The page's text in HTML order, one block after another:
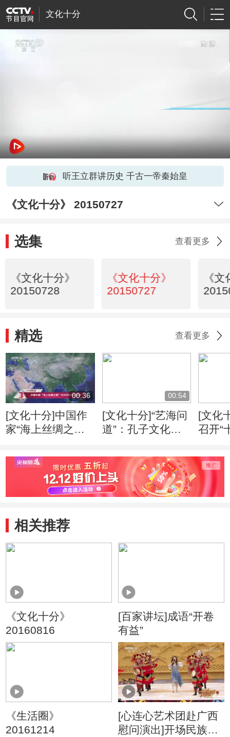
文化十分
听王立群讲历史 千古一帝秦始皇
《文化十分》 20150727
选集 查看更多
《文化十分》
20150728
《文化十分》
20150727
《
精选 查看更多
00:36
[文化十分]中国作
家“海上丝绸之
开启
00:54
[文化十分]“艺海问
道”：孔子文化形
[文化
召开“
相关推荐
《文化十分》
20160816
[百家讲坛]成语“开卷
有益”
《生活圈》
20161214
[心连心艺术团赴广西
慰问演出]开场民族组